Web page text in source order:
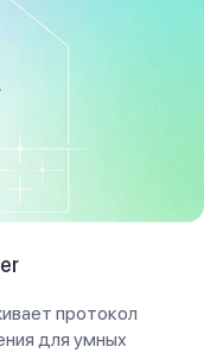
протокол
для умных